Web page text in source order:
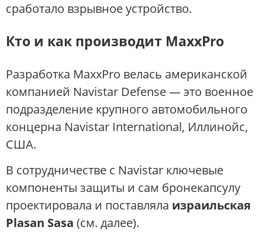
сработало взрывное устройство.
Кто и как производит MaxxPro
Разработка MaxxPro велась американской
компанией Navistar Defense — это военное
подразделение крупного автомобильного
концерна Navistar International, Иллинойс,
США.
В сотрудничестве с Navistar ключевые
компоненты защиты и сам бронекапсулу
проектировала и поставляла израильская
Plasan Sasa (см. далее).